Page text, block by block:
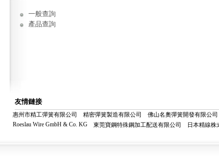
一般查詢
產品查詢
友情鏈接
惠州市精工彈簧有限公司 精密彈簧製造有限公司
佛山名奧彈簧開發有限公司
Roeslau Wire GmbH & Co. KG
東莞寶鋼特殊鋼加工配送有限公司 日本精線株